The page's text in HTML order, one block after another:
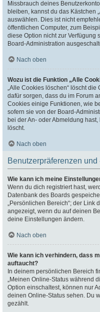
Missbrauch deines
bleiben, kannst du das Kästchen
auswählen. Dies ist nicht
öffentlichen Computer, zum
diese Option nicht zur Verfügung
Board-Administration
Nach oben
Wozu ist die Funktion „Alle
„Alle Cookies löschen“ löscht
dafür sorgen, dass du im Forum
Cookies einige Funktionen, wie
sofern sie von der Board-
bei der An- oder Abmeldung
löscht.
Nach oben
Benutzerpräferenzen
Wie kann ich meine
Wenn du dich registriert hast,
Datenbank des Boards
„Persönlichen Bereich“; der Link
angezeigt, wenn du auf deinen
deine Einstellungen ändern.
Nach oben
Wie kann ich verhindern, dass
auftaucht?
In deinem persönlichen Bereich
„Meinen Online-Status während
Option einschaltest, können nur
deinen Online-Status sehen. Du
gezählt.